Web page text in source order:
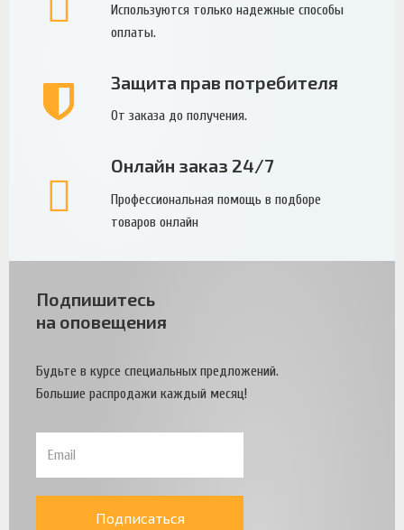
Используются только надежные способы
оплаты.
Защита прав потребителя
От заказа до получения.
Онлайн заказ 24/7
Профессиональная помощь в подборе
товаров онлайн
Подпишитесь
на оповещения
Будьте в курсе специальных предложений.
Большие распродажи каждый месяц!
Подписаться